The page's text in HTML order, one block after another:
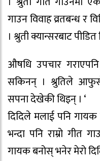
गाउन विवाह व्रतबन्ध र
। श्रुती क्यान्सरबाट
औषधि उपचार
सकिनन् । श्रुतिले
सपना देखेकी थिइन् । ‘
दिदिले मलाई पनि गायक
भन्दा पनि राम्रो गीत
गायक बनोस् भनेर मेरो